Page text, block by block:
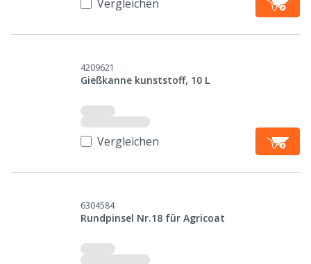
Vergleichen
4209621
Gießkanne kunststoff, 10 L
Vergleichen
6304584
Rundpinsel Nr.18 für Agricoat